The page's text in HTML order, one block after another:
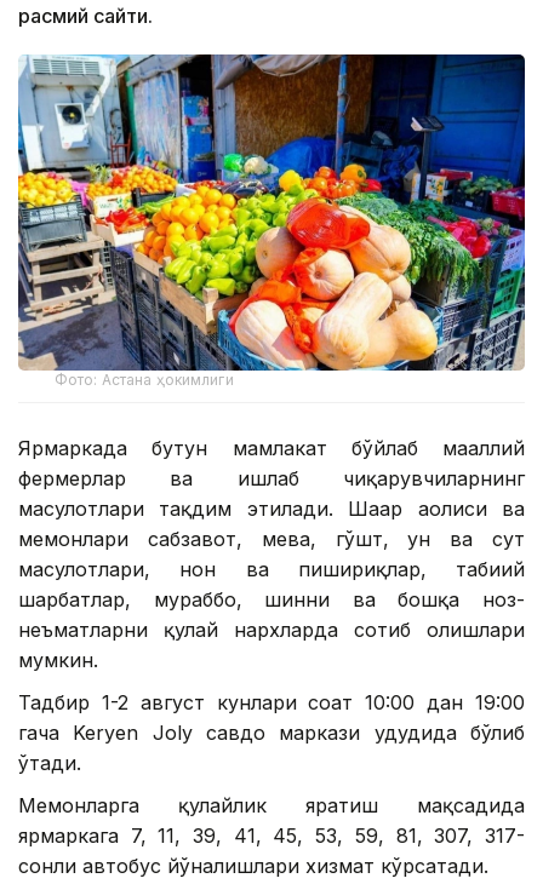
расмий сайти.
Фото: Астана ҳокимлиги
Ярмаркада бутун мамлакат бўйлаб маҳаллий
фермерлар ва ишлаб чиқарувчиларнинг
маҳсулотлари тақдим этилади. Шаҳар аҳолиси ва
меҳмонлари сабзавот, мева, гўшт, ун ва сут
маҳсулотлари, нон ва пишириқлар, табиий
шарбатлар, мураббо, шинни ва бошқа ноз-
неъматларни қулай нархларда сотиб олишлари
мумкин.
Тадбир 1-2 август кунлари соат 10:00 дан 19:00
гача Keryen Joly савдо маркази ҳудудида бўлиб
ўтади.
Меҳмонларга қулайлик яратиш мақсадида
ярмаркага 7, 11, 39, 41, 45, 53, 59, 81, 307, 317-
сонли автобус йўналишлари хизмат кўрсатади.